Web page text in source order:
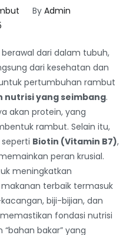
By Admin
dari dalam tubuh,
dari kesehatan dan
pertumbuhan rambut
nutrisi yang seimbang.
akan protein, yang
rambut. Selain itu,
Biotin (Vitamin B7),
peran krusial.
meningkatkan
terbaik termasuk
biji-bijian, dan
fondasi nutrisi
bakar” yang